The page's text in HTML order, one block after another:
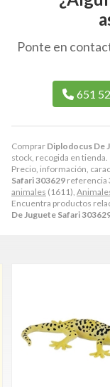
Comprar Diplodocus De
stock, recogida en tienda.
Precio, información,
Safari 303629 referencia
animales (1611),
Encuentra productos
De Juguete Safari
Ponte en
651